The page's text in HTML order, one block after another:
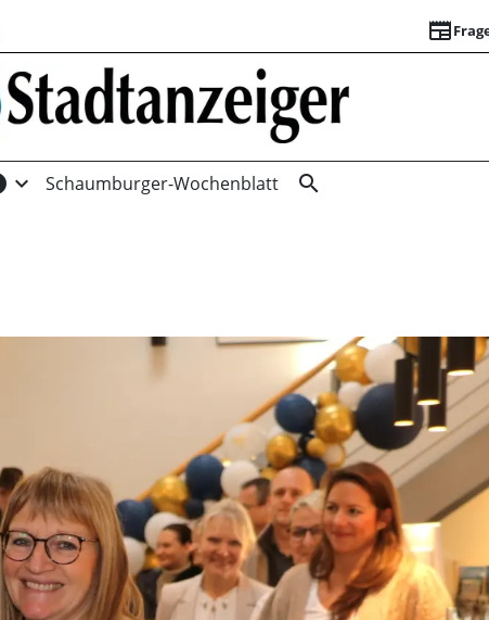
newspaper
expand_more Schaumburger-Wochenblatt search